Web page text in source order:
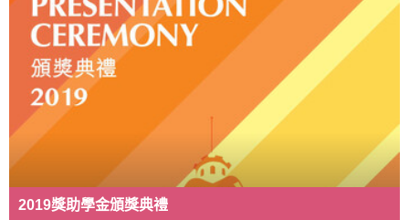
2019獎助學金頒獎典禮